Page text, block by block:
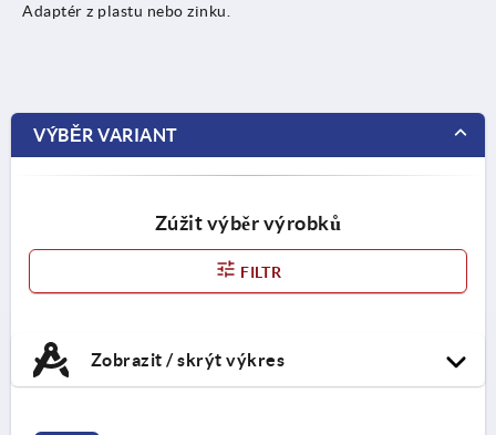
Adaptér z plastu nebo zinku.
VÝBĚR VARIANT
Zúžit výběr výrobků
FILTR
Zobrazit / skrýt výkres